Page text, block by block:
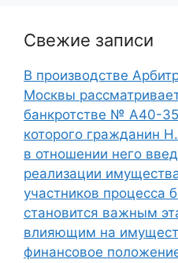
Свежие записи
В производстве
Москвы
банкротстве № А40-
которого гражданин
в отношении него
реализации
участников процесса
становится важным
влияющим на
финансовое